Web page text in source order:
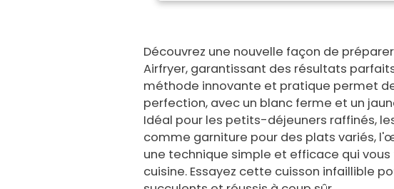
Découvrez une nouvelle façon de
Airfryer, garantissant des résultats
méthode innovante et pratique permet
perfection, avec un blanc ferme et un
Idéal pour les petits-déjeuners raffinés,
comme garniture pour des plats variés,
une technique simple et efficace qui
cuisine. Essayez cette cuisson infaillible